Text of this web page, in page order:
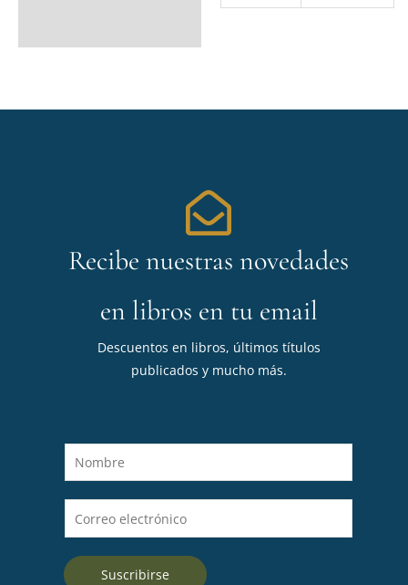
Recibe nuestras novedades
en libros en tu email
Descuentos en libros, últimos títulos
publicados y mucho más.
o
m
e
o
r
Suscribirse